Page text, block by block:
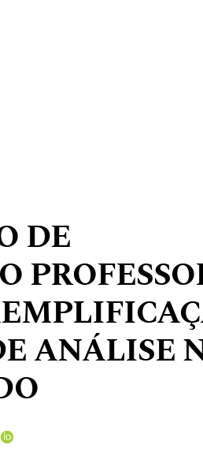
DE
ANÁLISE